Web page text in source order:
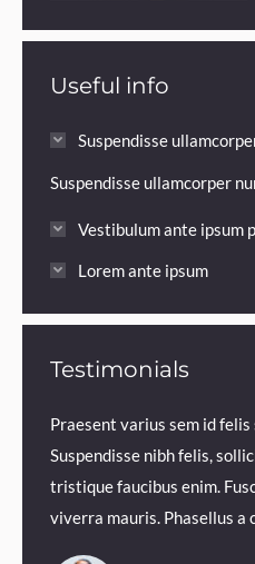
Useful info
Suspendisse
Suspendisse ullamcorper
Vestibulum ante ipsum
Lorem ante ipsum
Testimonials
Praesent varius sem id
Suspendisse nibh felis,
tristique faucibus enim.
viverra mauris. Phasellus a